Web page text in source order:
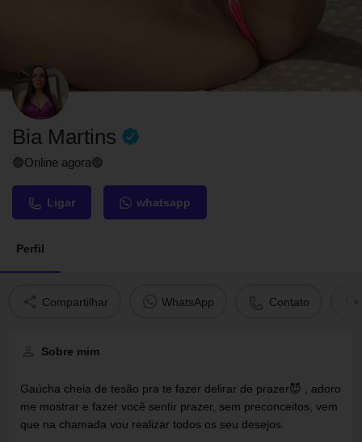
Bia Martins
🟢Online agora🟢
Ligar whatsapp
Perfil
Compartilhar WhatsApp Contato
Sobre mim
Gaúcha cheia de tesão pra te fazer delirar de prazer😈 , adoro
me mostrar e fazer você sentir prazer, sem preconceitos, vem
que na chamada vou realizar todos os seu desejos.